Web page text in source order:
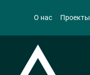
О нас Проекты